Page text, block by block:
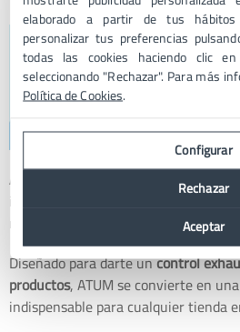
ATUMes un plugin integral que
inventario en WooCommerce en una
manejable.
Diseñado para darte uncontrol
productos, ATUM se convierte en
indispensable para cualquier tienda
elaborado a partir de tus hábitos
personalizar tus preferencias
todas las cookies haciendo clic en
seleccionando "Rechazar". Para más
Política de Cookies.
Configurar
Rechazar
Aceptar